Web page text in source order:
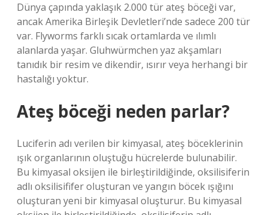
Dünya çapında yaklaşık 2.000 tür ateş böceği var,
ancak Amerika Birleşik Devletleri’nde sadece 200 tür
var. Flyworms farklı sıcak ortamlarda ve ılımlı
alanlarda yaşar. Gluhwürmchen yaz akşamları
tanıdık bir resim ve dikendir, ısırır veya herhangi bir
hastalığı yoktur.
Ateş böceği neden parlar?
Luciferin adı verilen bir kimyasal, ateş böceklerinin
ışık organlarının oluştuğu hücrelerde bulunabilir.
Bu kimyasal oksijen ile birleştirildiğinde, oksilisiferin
adlı oksilisififer oluşturan ve yangın böcek ışığını
oluşturan yeni bir kimyasal oluşturur. Bu kimyasal